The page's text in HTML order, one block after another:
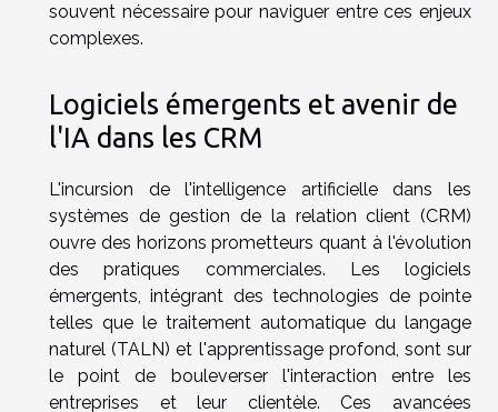
souvent nécessaire pour naviguer entre ces enjeux
complexes.
Logiciels émergents et avenir de
l'IA dans les CRM
L'incursion de l'intelligence artificielle dans les
systèmes de gestion de la relation client (CRM)
ouvre des horizons prometteurs quant à l'évolution
des pratiques commerciales. Les logiciels
émergents, intégrant des technologies de pointe
telles que le traitement automatique du langage
naturel (TALN) et l'apprentissage profond, sont sur
le point de bouleverser l'interaction entre les
entreprises et leur clientèle. Ces avancées